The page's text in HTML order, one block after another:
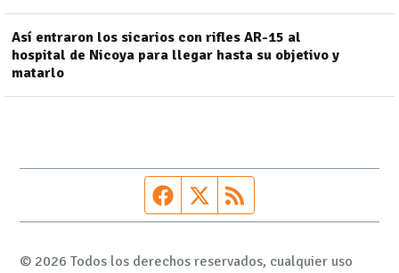
Así entraron los sicarios con rifles AR-15 al
hospital de Nicoya para llegar hasta su objetivo y
matarlo
Página de Facebook
Fuente Twitter
© 2026 Todos los derechos reservados, cualquier uso